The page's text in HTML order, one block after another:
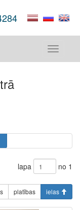
Toggle
lapa no 1
platības ielas